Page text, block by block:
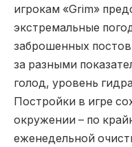
игрокам «Grim»
экстремальные
заброшенных
за разными
голод, уровень
Постройки в игре
окружении – по
еженедельной